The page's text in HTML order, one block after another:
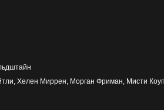
Хелен Миррен, Морган Фриман, Мисти